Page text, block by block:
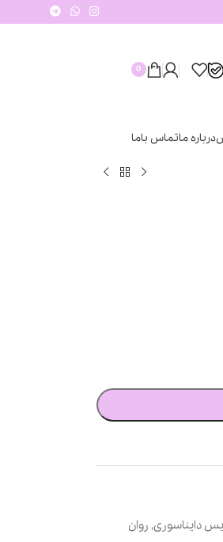
0
درباره ماتماس باما
دایناسوری, روان